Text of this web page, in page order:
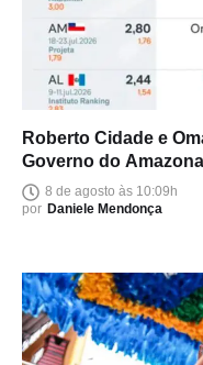
Roberto Cidade e
Governo do
8 de agosto às 10:09h
por Daniele Mendonça